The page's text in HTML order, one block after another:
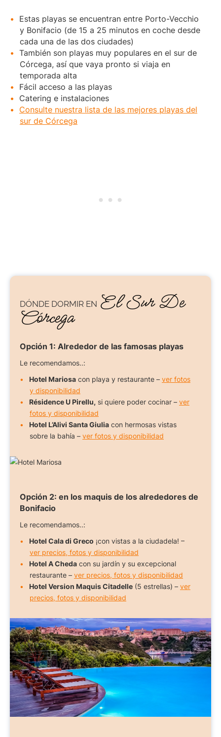
Estas playas se encuentran entre Porto-Vecchio
y Bonifacio (de 15 a 25 minutos en coche desde
cada una de las dos ciudades)
También son playas muy populares en el sur de
Córcega, así que vaya pronto si viaja en
temporada alta
Fácil acceso a las playas
Catering e instalaciones
Consulte nuestra lista de las mejores playas del
sur de Córcega
DÓNDE DORMIR EN El Sur De
Córcega
Opción 1: Alrededor de las famosas playas
Le recomendamos..:
Hotel Mariosa con playa y restaurante – ver fotos
y disponibilidad
Résidence U Pirellu, si quiere poder cocinar – ver
fotos y disponibilidad
Hotel L’Alivi Santa Giulia con hermosas vistas
sobre la bahía – ver fotos y disponibilidad
Opción 2: en los maquis de los alrededores de
Bonifacio
Le recomendamos..:
Hotel Cala di Greco ¡con vistas a la ciudadela! –
ver precios, fotos y disponibilidad
Hotel A Cheda con su jardín y su excepcional
restaurante – ver precios, fotos y disponibilidad
Hotel Version Maquis Citadelle (5 estrellas) – ver
precios, fotos y disponibilidad